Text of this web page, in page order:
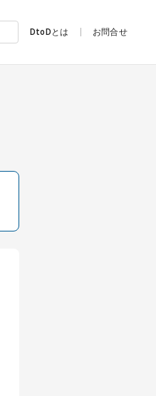
DtoDとは お問合せ